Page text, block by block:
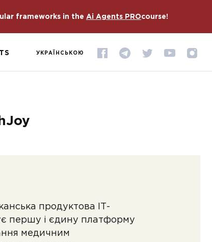
frameworks in the Ai Agents PROcourse!
УКРАЇНСЬКОЮ
продуктова ІТ-
першу і єдину платформу
медичним